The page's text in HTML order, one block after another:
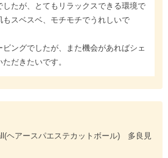
たが、とてもリラックスできる環境で
スベスベ、モチモチでうれしいで
ングでしたが、また機会があればシェ
だきたいです。
ヘアースパエステカットボール) 多良見